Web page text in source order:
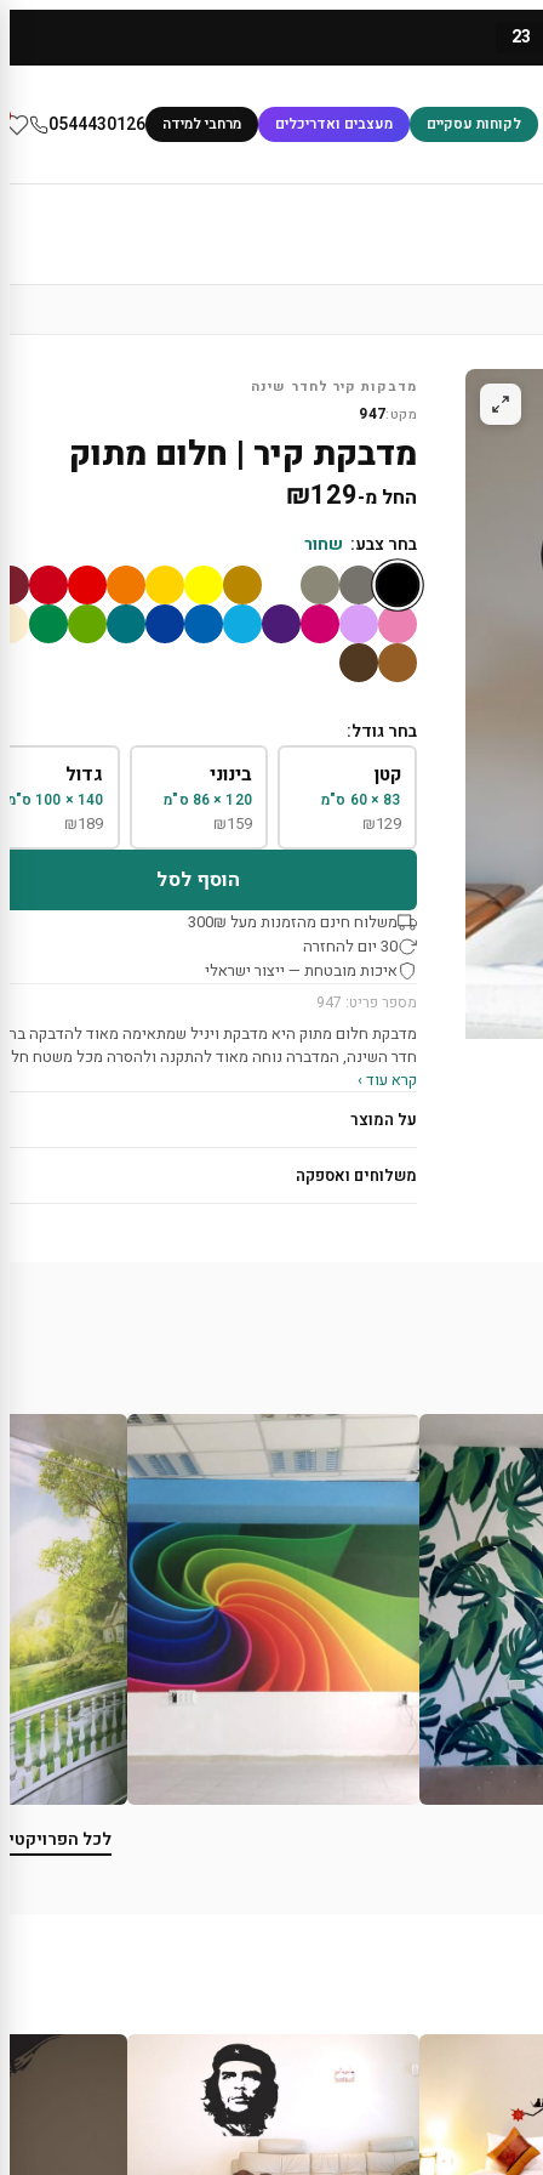
23
לקוחות עסקיים מעצבים ואדריכלים מרחבי למידה 0544430126
מדבקות קיר לחדר שינה
מקט:947
מדבקת קיר | חלום מתוק
החל מ- ₪129
בחר צבע: שחור
בחר גודל:
קטן
83 × 60 ס"מ
₪129
בינוני
120 × 86 ס"מ
₪159
גדול
140 × 100 ס"מ
₪189
הוסף לסל
משלוח חינם מהזמנות מעל 300₪
30 יום להחזרה
איכות מובטחת — ייצור ישראלי
מספר פריט: 947
מדבקת חלום מתוק היא מדבקת ויניל שמתאימה מאוד להדבקה
חדר השינה, המדברה נוחה מאוד להתקנה ולהסרה מכל משטח
קרא עוד ›
על המוצר
משלוחים ואספקה
לכל